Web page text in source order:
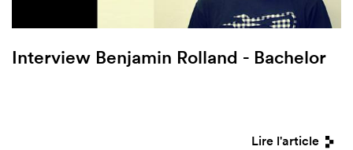
Interview Benjamin Rolland - Bachelor
Lire l'article